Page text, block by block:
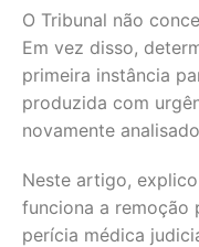
O Tribunal não
Em vez disso,
primeira instância
produzida com
novamente
Neste artigo,
funciona a remoção
perícia médica